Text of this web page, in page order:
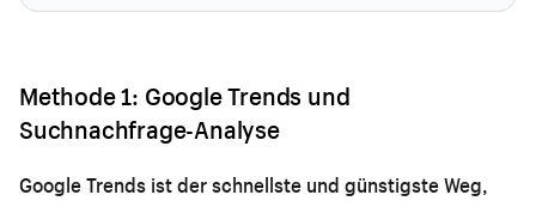
Methode 1: Google Trends und
Suchnachfrage-Analyse
Google Trends ist der schnellste und günstigste Weg,